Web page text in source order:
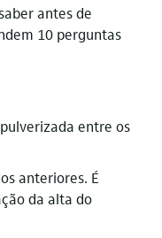
antes de
10 perguntas
entre os
anteriores. É
da alta do